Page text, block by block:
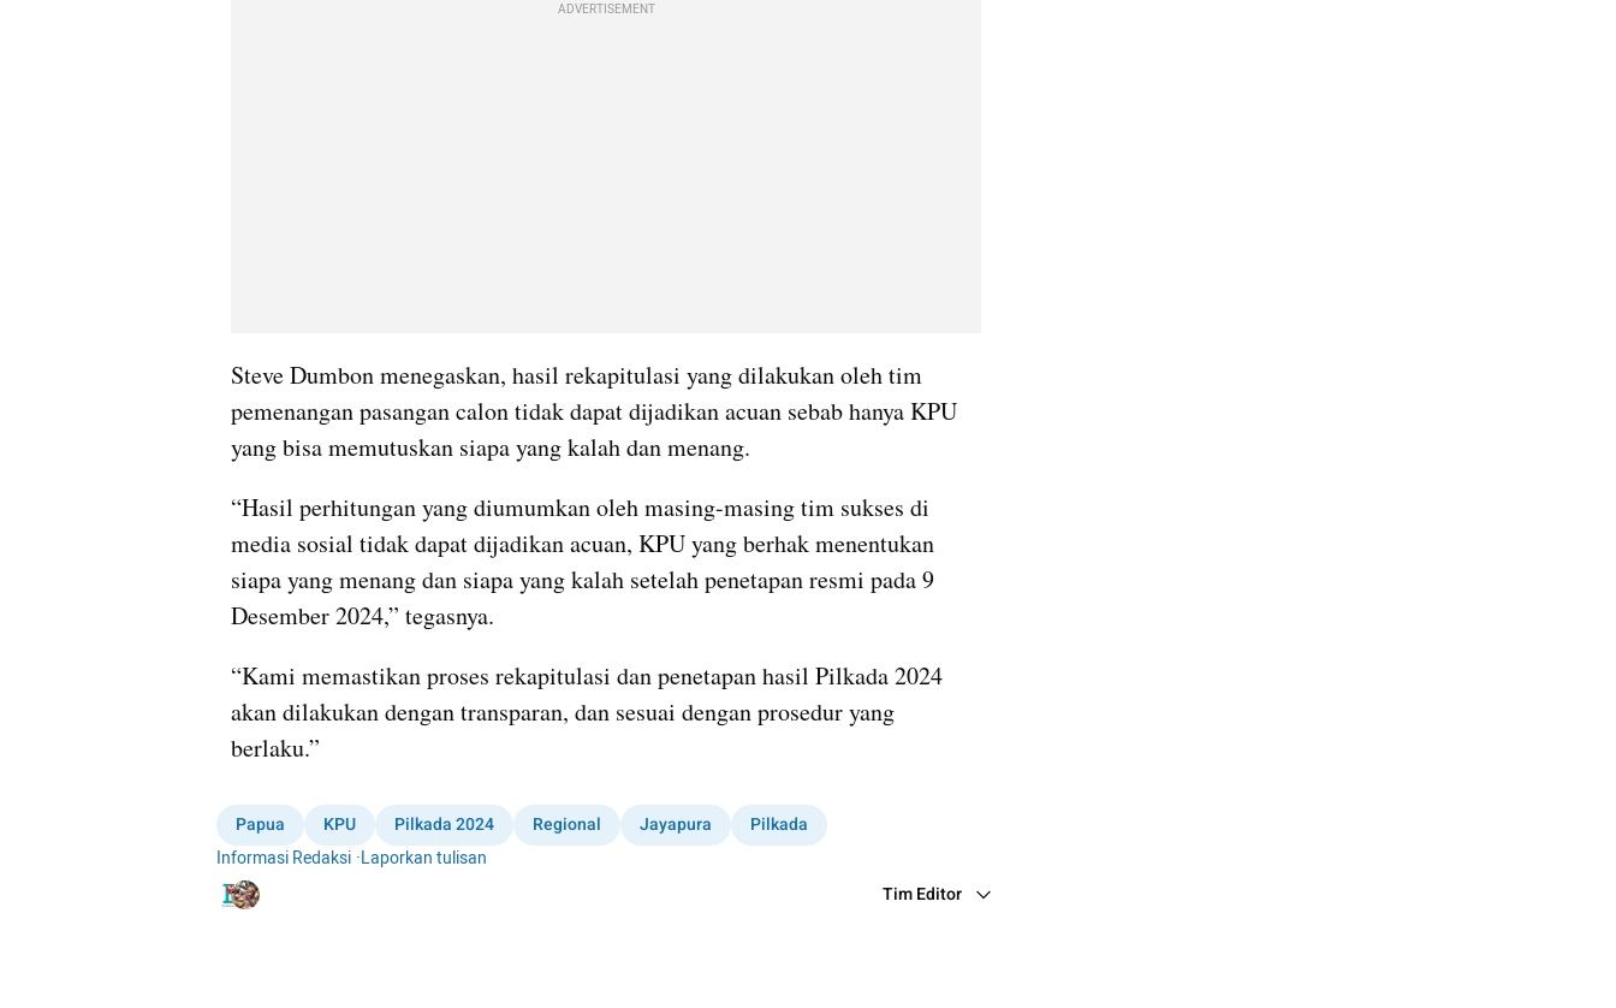
ADVERTISEMENT
Steve Dumbon menegaskan, hasil rekapitulasi yang dilakukan oleh tim
pemenangan pasangan calon tidak dapat dijadikan acuan sebab hanya KPU
yang bisa memutuskan siapa yang kalah dan menang.
“Hasil perhitungan yang diumumkan oleh masing-masing tim sukses di
media sosial tidak dapat dijadikan acuan, KPU yang berhak menentukan
siapa yang menang dan siapa yang kalah setelah penetapan resmi pada 9
Desember 2024,” tegasnya.
“Kami memastikan proses rekapitulasi dan penetapan hasil Pilkada 2024
akan dilakukan dengan transparan, dan sesuai dengan prosedur yang
berlaku.”
Papua KPU Pilkada 2024 Regional Jayapura
Pilkada
Informasi Redaksi ·Laporkan tulisan
Tim Editor